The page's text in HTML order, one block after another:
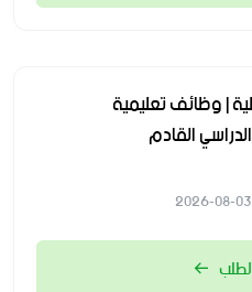
| وظائف تعليمية
القادم